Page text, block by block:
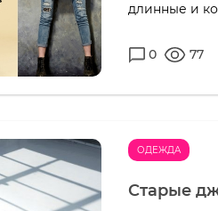
длинные и
0 77
ОДЕЖДА
Старые